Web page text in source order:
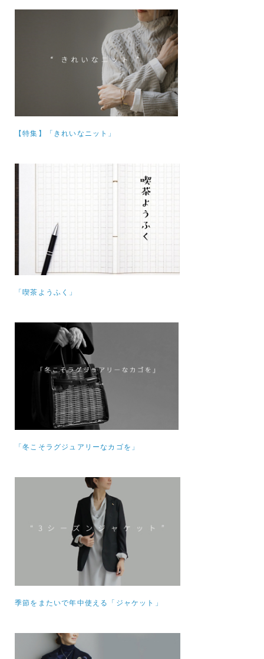
【特集】 「きれいなニット」
「喫茶ようふく」
「冬こそラグジュアリーなカゴを」
季節をまたいで年中使える「ジャケット」